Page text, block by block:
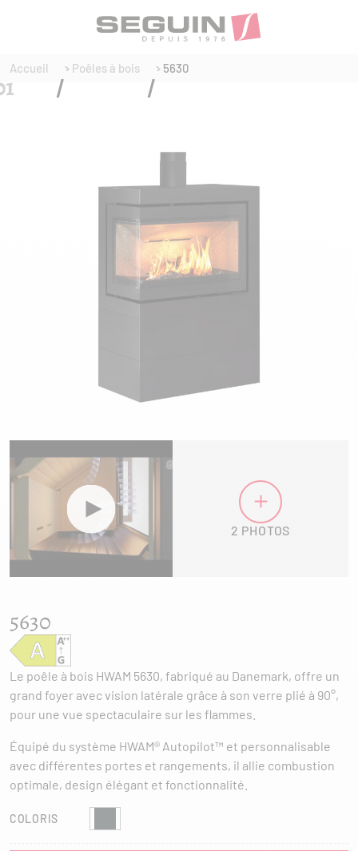
Accueil Poêles à bois 5630
2 PHOTOS
5630
Le poêle à bois HWAM 5630, fabriqué au Danemark, offre un
grand foyer avec vision latérale grâce à son verre plié à 90°,
pour une vue spectaculaire sur les flammes.
Équipé du système HWAM® Autopilot™ et personnalisable
avec différentes portes et rangements, il allie combustion
optimale, design élégant et fonctionnalité.
COLORIS